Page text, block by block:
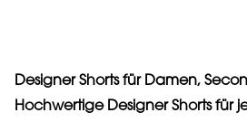
Designer Shorts für Damen,
Hochwertige Designer Shorts für